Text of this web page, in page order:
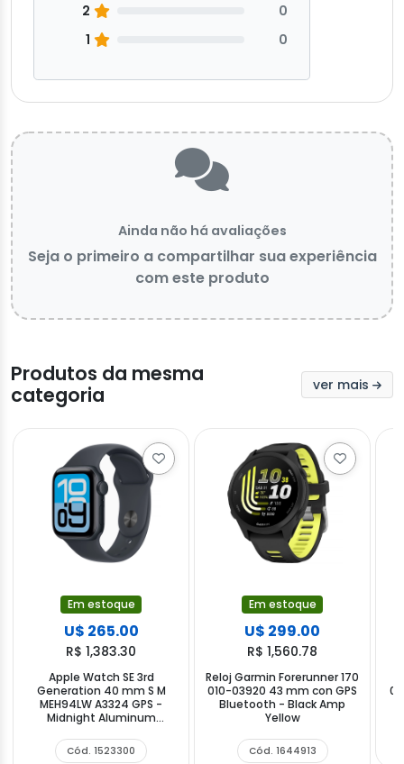
2
0
1
0
Ainda não há avaliações
Seja o primeiro a compartilhar sua experiência
com este produto
Produtos da mesma
categoria
ver mais
Em estoque
U$ 265.00
R$ 1,383.30
Apple Watch SE 3rd
Generation 40 mm S M
MEH94LW A3324 GPS -
Midnight Aluminum
Cód. 1523300
Em estoque
U$ 299.00
R$ 1,560.78
Reloj Garmin Forerunner 170
010-03920 43 mm con GPS
Bluetooth - Black Amp
Yellow
Cód. 1644913